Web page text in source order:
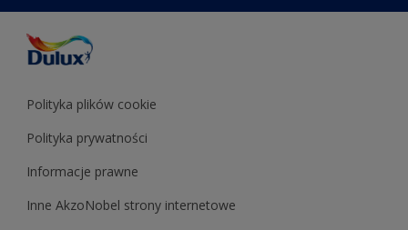
Zgodność kolorów
Znajdź sklep
Podkłady i grunty
Testery farb
Farby do sufitów
Farby uniwersalne
Podkłady i grunty
Polityka plików cookie
Polityka prywatności
Informacje prawne
Inne AkzoNobel strony internetowe